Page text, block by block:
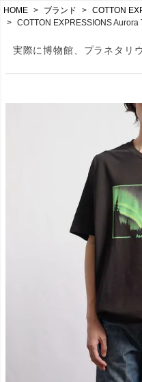
HOME ブランド
COTTON
COTTON EXPRESSIONS Aurora
実際に博物館、プラネタリ